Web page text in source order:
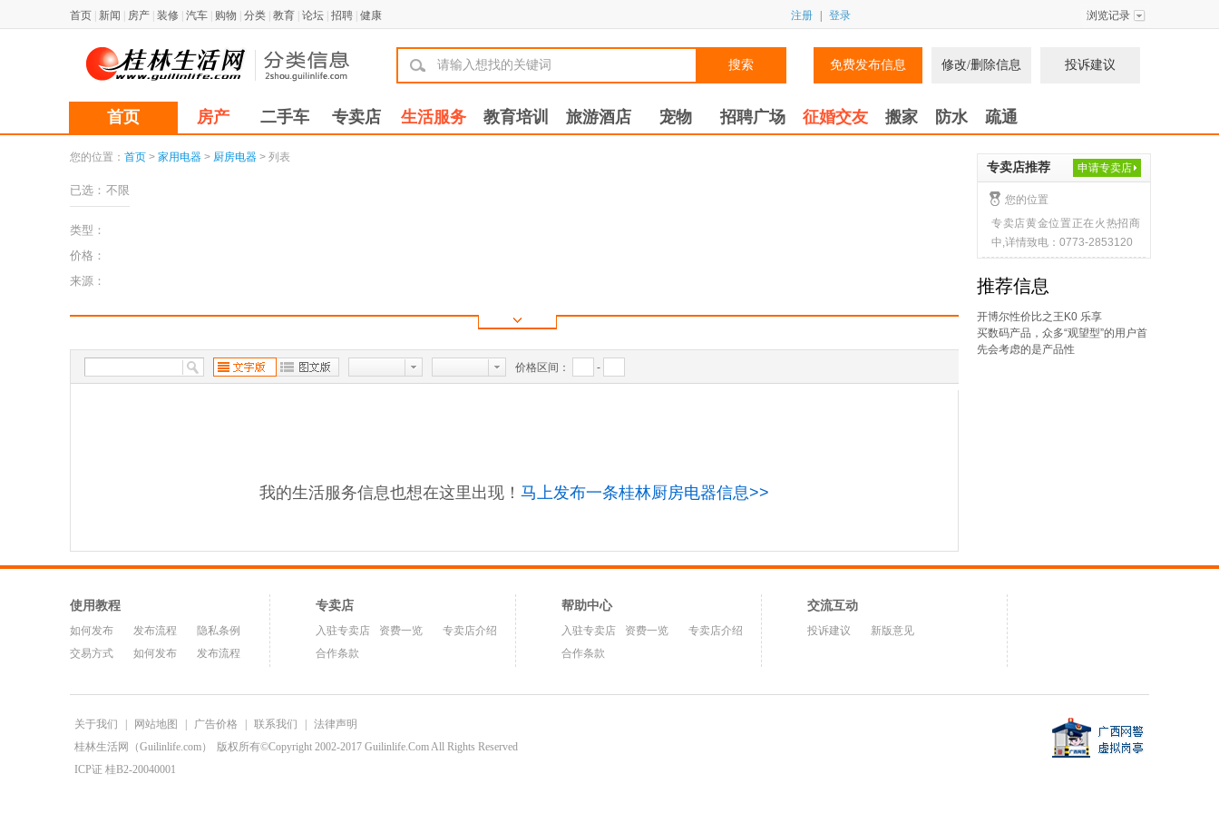
浏览记录
注册 登录
首页 新闻 房产 装修 汽车 购物 分类 教育 论坛 招聘 健康
搜索 免费发布信息 修改/删除信息 投诉建议
首页 房产 二手车 专卖店 生活服务 教育培训 旅游酒店 宠物 招聘广场 征婚交友 搬家 防水 疏通
您的位置： 首页 > 家用电器 > 厨房电器 > 列表
已选： 不限
类型：
价格：
来源：
价格区间： -
我的生活服务信息也想在这里出现！ 马上发布一条桂林厨房电器信息>>
专卖店推荐 申请专卖店
您的位置
专卖店黄金位置正在火热招商
中,详情致电：0773-2853120
推荐信息
开博尔性价比之王K0 乐享
买数码产品，众多“观望型”的用户首
先会考虑的是产品性
使用教程
如何发布 发布流程
隐私条例
交易方式
如何发布 发布流程
专卖店
入驻专卖店 资费一览
专卖店介绍
合作条款
帮助中心
入驻专卖店 资费一览
专卖店介绍
合作条款
交流互动
投诉建议 新版意见
关于我们 网站地图 广告价格 联系我们
法律声明
桂林生活网（Guilinlife.com）
版权所有©Copyright 2002-2017 Guilinlife.Com All Rights Reserved
ICP证 桂B2-20040001